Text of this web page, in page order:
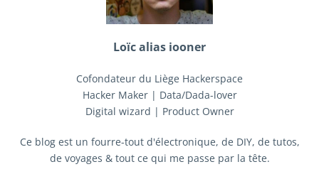
Loïc alias iooner
Cofondateur du Liège Hackerspace
Hacker Maker | Data/Dada-lover
Digital wizard | Product Owner
Ce blog est un fourre-tout d'électronique, de DIY, de tutos,
de voyages & tout ce qui me passe par la tête.